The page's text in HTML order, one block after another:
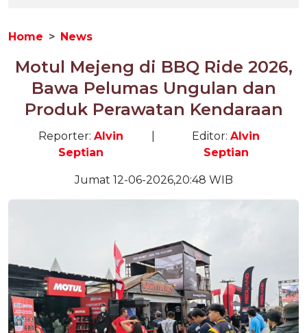
Home News
Motul Mejeng di BBQ Ride 2026,
Bawa Pelumas Ungulan dan
Produk Perawatan Kendaraan
Reporter: Alvin
Septian
Editor:Alvin
Septian
Jumat 12-06-2026,20:48 WIB